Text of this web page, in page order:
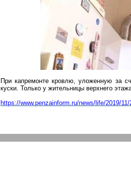
При капремонте кровлю, уложенную за
куски. Только у жительницы верхнего
https://www.penzainform.ru/news/life/2019/